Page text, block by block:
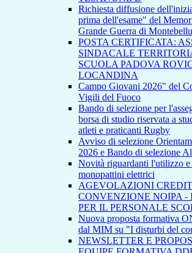
Richiesta diffusione
prima dell'esame" del
Grande Guerra di
POSTA CERTIFICATA:
SINDACALE
SCUOLA PADOVA
LOCANDINA
Campo Giovani 2026" del
Vigili del Fuoco
Bando di selezione per
borsa di studio riservata a
atleti e praticanti Rugby
Avviso di selezione
2026 e Bando di selezione
Novità riguardanti l'utilizzo e
monopattini elettrici
AGEVOLAZIONI
CONVENZIONE NOIPA -
PER IL PERSONALE
Nuova proposta formativa
dal MIM su "I disturbi del
NEWSLETTER E